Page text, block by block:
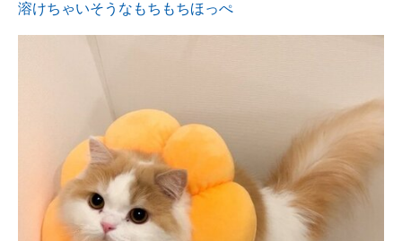
溶けちゃいそうなもちもちほっぺ